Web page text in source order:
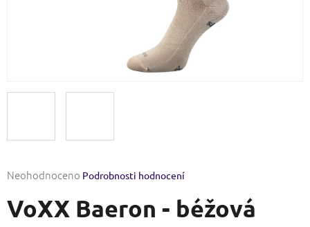
Průměrné
produktu
je
Neohodnoceno Podrobnosti hodnocení
VoXX Baeron - béžová